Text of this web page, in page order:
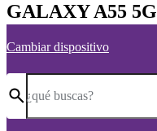
GALAXY A55 5G
Cambiar dispositivo
¿qué buscas?